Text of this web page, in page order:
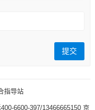
指导站
6600-397/13466665150 京